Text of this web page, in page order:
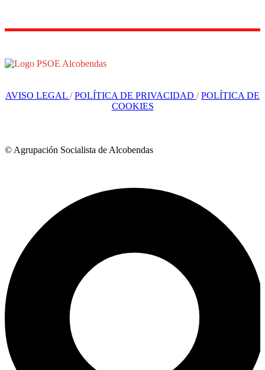
AVISO LEGAL /POLÍTICA DE PRIVACIDAD /POLÍTICA DE
COOKIES
© Agrupación Socialista de Alcobendas